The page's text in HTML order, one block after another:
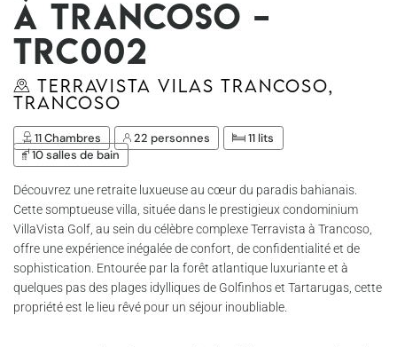
à Trancoso –
Trc002
Terravista Vilas Trancoso,
Trancoso
11 Chambres 22 personnes
11 lits
10 salles de bain
Découvrez une retraite luxueuse au cœur du paradis bahianais.
Cette somptueuse villa, située dans le prestigieux condominium
VillaVista Golf, au sein du célèbre complexe Terravista à Trancoso,
offre une expérience inégalée de confort, de confidentialité et de
sophistication. Entourée par la forêt atlantique luxuriante et à
quelques pas des plages idylliques de Golfinhos et Tartarugas, cette
propriété est le lieu rêvé pour un séjour inoubliable.